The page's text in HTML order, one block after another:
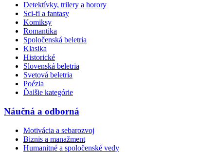
Detektívky, trilery a horory
Sci-fi a fantasy
Komiksy
Romantika
Spoločenská beletria
Klasika
Historické
Slovenská beletria
Svetová beletria
Poézia
Ďalšie kategórie
Náučná a odborná
Motivácia a sebarozvoj
Biznis a manažment
Humanitné a spoločenské vedy